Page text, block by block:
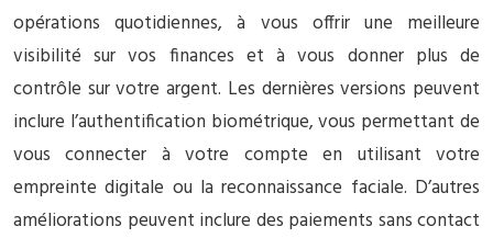
opérations quotidiennes, à vous offrir une meilleure
visibilité sur vos finances et à vous donner plus de
contrôle sur votre argent. Les dernières versions peuvent
inclure l’authentification biométrique, vous permettant de
vous connecter à votre compte en utilisant votre
empreinte digitale ou la reconnaissance faciale. D’autres
améliorations peuvent inclure des paiements sans contact